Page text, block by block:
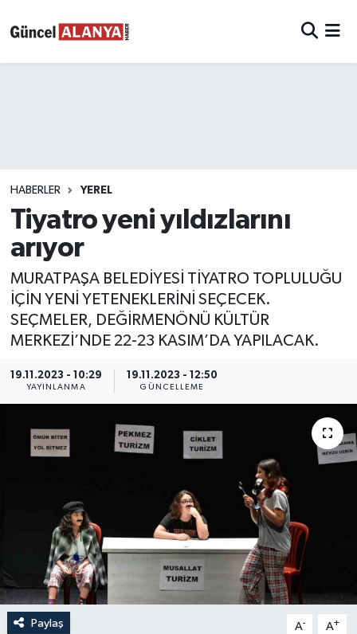
HABERLER YEREL
Tiyatro yeni yıldızlarını
arıyor
MURATPAŞA BELEDİYESİ TİYATRO TOPLULUĞU
İÇİN YENİ YETENEKLERİNİ SEÇECEK.
SEÇMELER, DEĞİRMENÖNÜ KÜLTÜR
MERKEZİ’NDE 22-23 KASIM’DA YAPILACAK.
19.11.2023 - 10:29
YAYINLANMA
19.11.2023 - 12:50
GÜNCELLEME
Paylaş A- A+